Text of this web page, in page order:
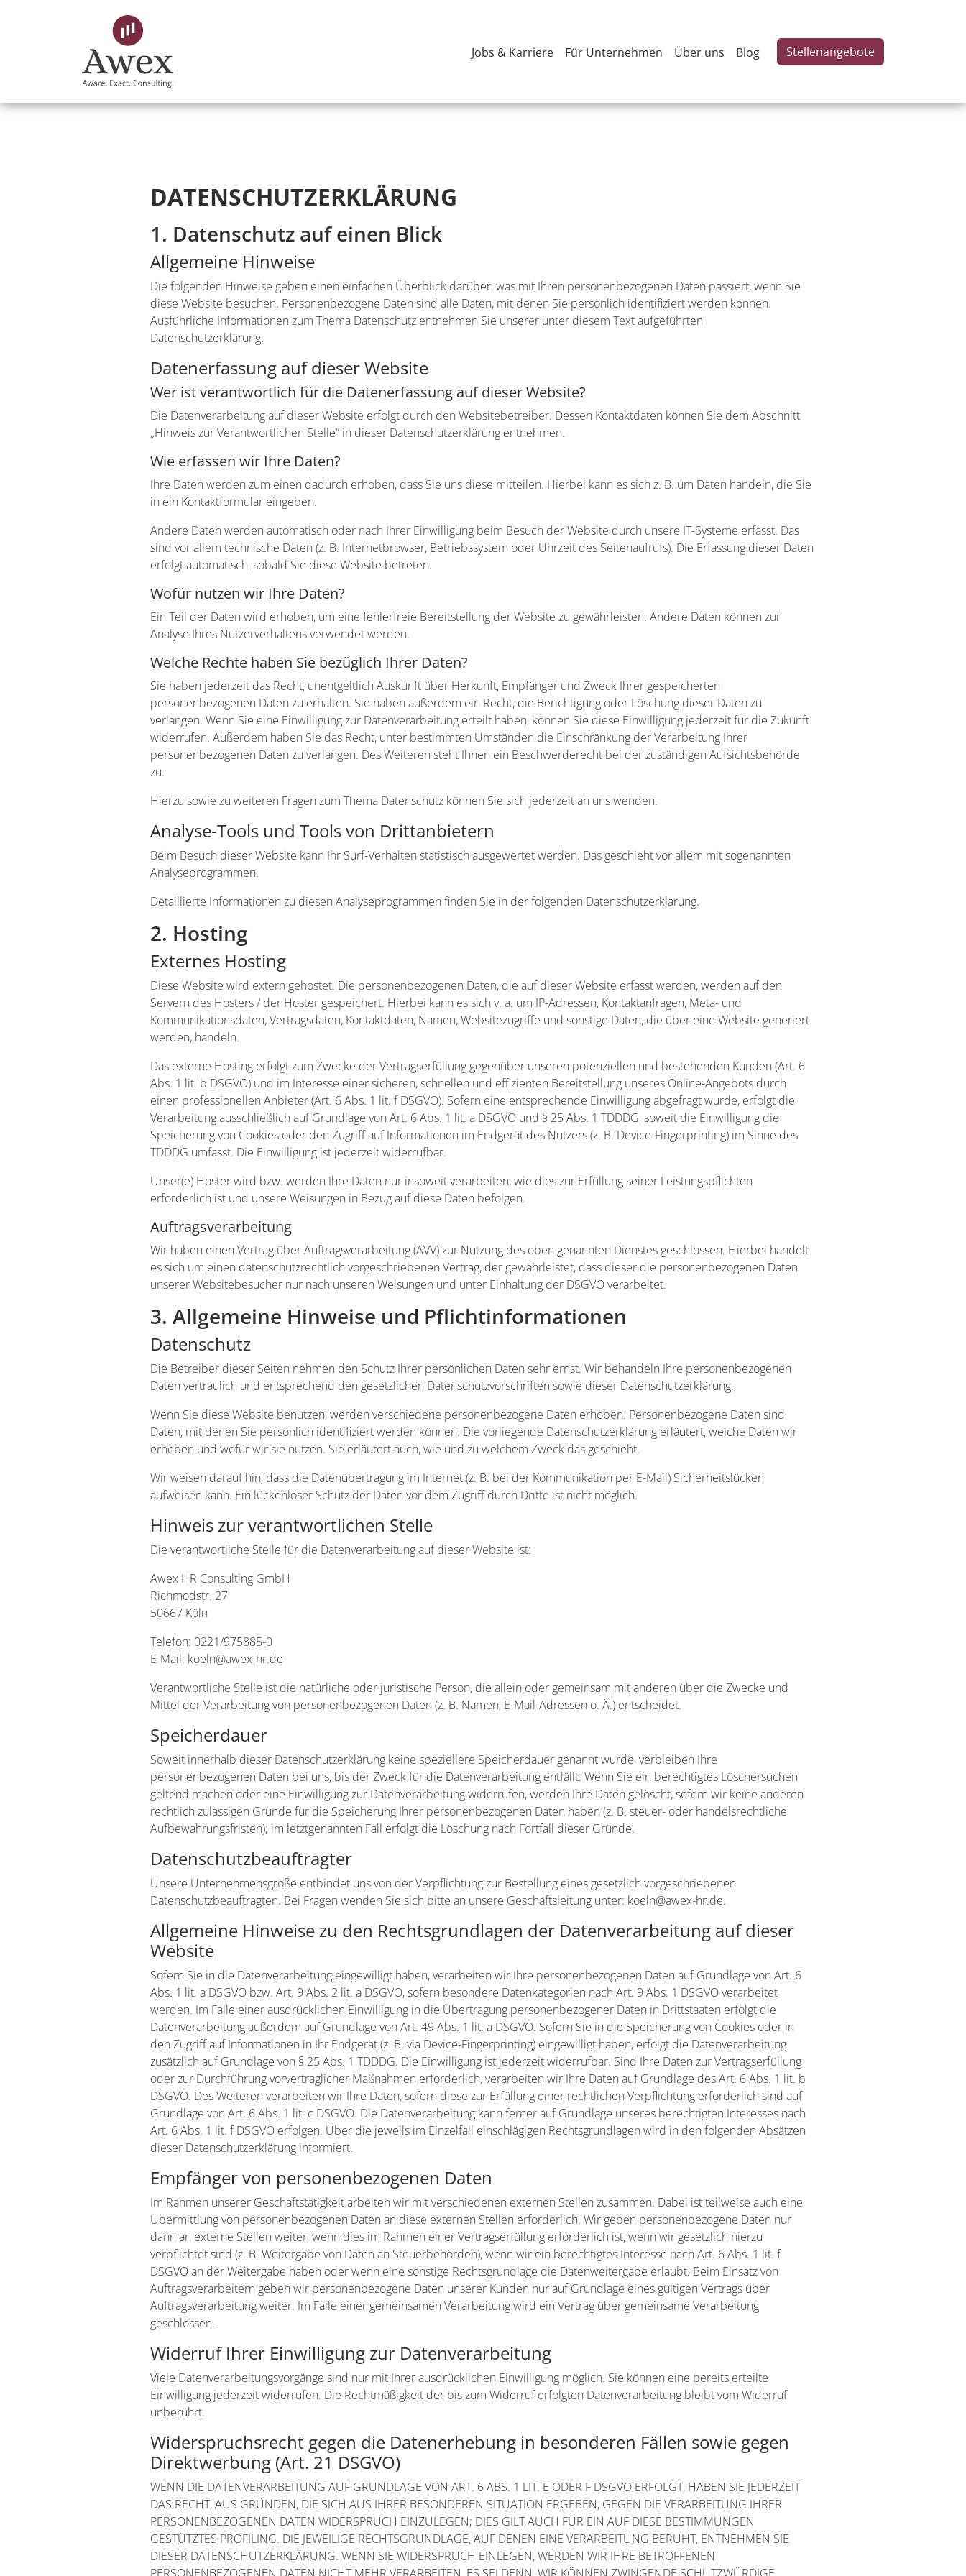
Jobs & Karriere Für Unternehmen Über uns Blog Stellenangebote
DATENSCHUTZ­ERKLÄRUNG
1. Datenschutz auf einen Blick
Allgemeine Hinweise
Die folgenden Hinweise geben einen einfachen Überblick darüber, was mit Ihren personenbezogenen Daten passiert, wenn Sie
diese Website besuchen. Personenbezogene Daten sind alle Daten, mit denen Sie persönlich identifiziert werden können.
Ausführliche Informationen zum Thema Datenschutz entnehmen Sie unserer unter diesem Text aufgeführten
Datenschutzerklärung.
Datenerfassung auf dieser Website
Wer ist verantwortlich für die Datenerfassung auf dieser Website?
Die Datenverarbeitung auf dieser Website erfolgt durch den Websitebetreiber. Dessen Kontaktdaten können Sie dem Abschnitt
„Hinweis zur Verantwortlichen Stelle“ in dieser Datenschutzerklärung entnehmen.
Wie erfassen wir Ihre Daten?
Ihre Daten werden zum einen dadurch erhoben, dass Sie uns diese mitteilen. Hierbei kann es sich z. B. um Daten handeln, die Sie
in ein Kontaktformular eingeben.
Andere Daten werden automatisch oder nach Ihrer Einwilligung beim Besuch der Website durch unsere IT-Systeme erfasst. Das
sind vor allem technische Daten (z. B. Internetbrowser, Betriebssystem oder Uhrzeit des Seitenaufrufs). Die Erfassung dieser Daten
erfolgt automatisch, sobald Sie diese Website betreten.
Wofür nutzen wir Ihre Daten?
Ein Teil der Daten wird erhoben, um eine fehlerfreie Bereitstellung der Website zu gewährleisten. Andere Daten können zur
Analyse Ihres Nutzerverhaltens verwendet werden.
Welche Rechte haben Sie bezüglich Ihrer Daten?
Sie haben jederzeit das Recht, unentgeltlich Auskunft über Herkunft, Empfänger und Zweck Ihrer gespeicherten
personenbezogenen Daten zu erhalten. Sie haben außerdem ein Recht, die Berichtigung oder Löschung dieser Daten zu
verlangen. Wenn Sie eine Einwilligung zur Datenverarbeitung erteilt haben, können Sie diese Einwilligung jederzeit für die Zukunft
widerrufen. Außerdem haben Sie das Recht, unter bestimmten Umständen die Einschränkung der Verarbeitung Ihrer
personenbezogenen Daten zu verlangen. Des Weiteren steht Ihnen ein Beschwerderecht bei der zuständigen Aufsichtsbehörde
zu.
Hierzu sowie zu weiteren Fragen zum Thema Datenschutz können Sie sich jederzeit an uns wenden.
Analyse-Tools und Tools von Dritt­anbietern
Beim Besuch dieser Website kann Ihr Surf-Verhalten statistisch ausgewertet werden. Das geschieht vor allem mit sogenannten
Analyseprogrammen.
Detaillierte Informationen zu diesen Analyseprogrammen finden Sie in der folgenden Datenschutzerklärung.
2. Hosting
Externes Hosting
Diese Website wird extern gehostet. Die personenbezogenen Daten, die auf dieser Website erfasst werden, werden auf den
Servern des Hosters / der Hoster gespeichert. Hierbei kann es sich v. a. um IP-Adressen, Kontaktanfragen, Meta- und
Kommunikationsdaten, Vertragsdaten, Kontaktdaten, Namen, Websitezugriffe und sonstige Daten, die über eine Website generiert
werden, handeln.
Das externe Hosting erfolgt zum Zwecke der Vertragserfüllung gegenüber unseren potenziellen und bestehenden Kunden (Art. 6
Abs. 1 lit. b DSGVO) und im Interesse einer sicheren, schnellen und effizienten Bereitstellung unseres Online-Angebots durch
einen professionellen Anbieter (Art. 6 Abs. 1 lit. f DSGVO). Sofern eine entsprechende Einwilligung abgefragt wurde, erfolgt die
Verarbeitung ausschließlich auf Grundlage von Art. 6 Abs. 1 lit. a DSGVO und § 25 Abs. 1 TDDDG, soweit die Einwilligung die
Speicherung von Cookies oder den Zugriff auf Informationen im Endgerät des Nutzers (z. B. Device-Fingerprinting) im Sinne des
TDDDG umfasst. Die Einwilligung ist jederzeit widerrufbar.
Unser(e) Hoster wird bzw. werden Ihre Daten nur insoweit verarbeiten, wie dies zur Erfüllung seiner Leistungspflichten
erforderlich ist und unsere Weisungen in Bezug auf diese Daten befolgen.
Auftragsverarbeitung
Wir haben einen Vertrag über Auftragsverarbeitung (AVV) zur Nutzung des oben genannten Dienstes geschlossen. Hierbei handelt
es sich um einen datenschutzrechtlich vorgeschriebenen Vertrag, der gewährleistet, dass dieser die personenbezogenen Daten
unserer Websitebesucher nur nach unseren Weisungen und unter Einhaltung der DSGVO verarbeitet.
3. Allgemeine Hinweise und Pflicht­informationen
Datenschutz
Die Betreiber dieser Seiten nehmen den Schutz Ihrer persönlichen Daten sehr ernst. Wir behandeln Ihre personenbezogenen
Daten vertraulich und entsprechend den gesetzlichen Datenschutzvorschriften sowie dieser Datenschutzerklärung.
Wenn Sie diese Website benutzen, werden verschiedene personenbezogene Daten erhoben. Personenbezogene Daten sind
Daten, mit denen Sie persönlich identifiziert werden können. Die vorliegende Datenschutzerklärung erläutert, welche Daten wir
erheben und wofür wir sie nutzen. Sie erläutert auch, wie und zu welchem Zweck das geschieht.
Wir weisen darauf hin, dass die Datenübertragung im Internet (z. B. bei der Kommunikation per E-Mail) Sicherheitslücken
aufweisen kann. Ein lückenloser Schutz der Daten vor dem Zugriff durch Dritte ist nicht möglich.
Hinweis zur verantwortlichen Stelle
Die verantwortliche Stelle für die Datenverarbeitung auf dieser Website ist:
Awex HR Consulting GmbH
Richmodstr. 27
50667 Köln
Telefon: 0221/975885-0
E-Mail: koeln@awex-hr.de
Verantwortliche Stelle ist die natürliche oder juristische Person, die allein oder gemeinsam mit anderen über die Zwecke und
Mittel der Verarbeitung von personenbezogenen Daten (z. B. Namen, E-Mail-Adressen o. Ä.) entscheidet.
Speicherdauer
Soweit innerhalb dieser Datenschutzerklärung keine speziellere Speicherdauer genannt wurde, verbleiben Ihre
personenbezogenen Daten bei uns, bis der Zweck für die Datenverarbeitung entfällt. Wenn Sie ein berechtigtes Löschersuchen
geltend machen oder eine Einwilligung zur Datenverarbeitung widerrufen, werden Ihre Daten gelöscht, sofern wir keine anderen
rechtlich zulässigen Gründe für die Speicherung Ihrer personenbezogenen Daten haben (z. B. steuer- oder handelsrechtliche
Aufbewahrungsfristen); im letztgenannten Fall erfolgt die Löschung nach Fortfall dieser Gründe.
Datenschutz­beauftragter
Unsere Unternehmensgröße entbindet uns von der Verpflichtung zur Bestellung eines gesetzlich vorgeschriebenen
Datenschutzbeauftragten. Bei Fragen wenden Sie sich bitte an unsere Geschäftsleitung unter: koeln@awex-hr.de.
Allgemeine Hinweise zu den Rechtsgrundlagen der Datenverarbeitung auf dieser
Website
Sofern Sie in die Datenverarbeitung eingewilligt haben, verarbeiten wir Ihre personenbezogenen Daten auf Grundlage von Art. 6
Abs. 1 lit. a DSGVO bzw. Art. 9 Abs. 2 lit. a DSGVO, sofern besondere Datenkategorien nach Art. 9 Abs. 1 DSGVO verarbeitet
werden. Im Falle einer ausdrücklichen Einwilligung in die Übertragung personenbezogener Daten in Drittstaaten erfolgt die
Datenverarbeitung außerdem auf Grundlage von Art. 49 Abs. 1 lit. a DSGVO. Sofern Sie in die Speicherung von Cookies oder in
den Zugriff auf Informationen in Ihr Endgerät (z. B. via Device-Fingerprinting) eingewilligt haben, erfolgt die Datenverarbeitung
zusätzlich auf Grundlage von § 25 Abs. 1 TDDDG. Die Einwilligung ist jederzeit widerrufbar. Sind Ihre Daten zur Vertragserfüllung
oder zur Durchführung vorvertraglicher Maßnahmen erforderlich, verarbeiten wir Ihre Daten auf Grundlage des Art. 6 Abs. 1 lit. b
DSGVO. Des Weiteren verarbeiten wir Ihre Daten, sofern diese zur Erfüllung einer rechtlichen Verpflichtung erforderlich sind auf
Grundlage von Art. 6 Abs. 1 lit. c DSGVO. Die Datenverarbeitung kann ferner auf Grundlage unseres berechtigten Interesses nach
Art. 6 Abs. 1 lit. f DSGVO erfolgen. Über die jeweils im Einzelfall einschlägigen Rechtsgrundlagen wird in den folgenden Absätzen
dieser Datenschutzerklärung informiert.
Empfänger von personenbezogenen Daten
Im Rahmen unserer Geschäftstätigkeit arbeiten wir mit verschiedenen externen Stellen zusammen. Dabei ist teilweise auch eine
Übermittlung von personenbezogenen Daten an diese externen Stellen erforderlich. Wir geben personenbezogene Daten nur
dann an externe Stellen weiter, wenn dies im Rahmen einer Vertragserfüllung erforderlich ist, wenn wir gesetzlich hierzu
verpflichtet sind (z. B. Weitergabe von Daten an Steuerbehörden), wenn wir ein berechtigtes Interesse nach Art. 6 Abs. 1 lit. f
DSGVO an der Weitergabe haben oder wenn eine sonstige Rechtsgrundlage die Datenweitergabe erlaubt. Beim Einsatz von
Auftragsverarbeitern geben wir personenbezogene Daten unserer Kunden nur auf Grundlage eines gültigen Vertrags über
Auftragsverarbeitung weiter. Im Falle einer gemeinsamen Verarbeitung wird ein Vertrag über gemeinsame Verarbeitung
geschlossen.
Widerruf Ihrer Einwilligung zur Datenverarbeitung
Viele Datenverarbeitungsvorgänge sind nur mit Ihrer ausdrücklichen Einwilligung möglich. Sie können eine bereits erteilte
Einwilligung jederzeit widerrufen. Die Rechtmäßigkeit der bis zum Widerruf erfolgten Datenverarbeitung bleibt vom Widerruf
unberührt.
Widerspruchsrecht gegen die Datenerhebung in besonderen Fällen sowie gegen
Direktwerbung (Art. 21 DSGVO)
WENN DIE DATENVERARBEITUNG AUF GRUNDLAGE VON ART. 6 ABS. 1 LIT. E ODER F DSGVO ERFOLGT, HABEN SIE JEDERZEIT
DAS RECHT, AUS GRÜNDEN, DIE SICH AUS IHRER BESONDEREN SITUATION ERGEBEN, GEGEN DIE VERARBEITUNG IHRER
PERSONENBEZOGENEN DATEN WIDERSPRUCH EINZULEGEN; DIES GILT AUCH FÜR EIN AUF DIESE BESTIMMUNGEN
GESTÜTZTES PROFILING. DIE JEWEILIGE RECHTSGRUNDLAGE, AUF DENEN EINE VERARBEITUNG BERUHT, ENTNEHMEN SIE
DIESER DATENSCHUTZERKLÄRUNG. WENN SIE WIDERSPRUCH EINLEGEN, WERDEN WIR IHRE BETROFFENEN